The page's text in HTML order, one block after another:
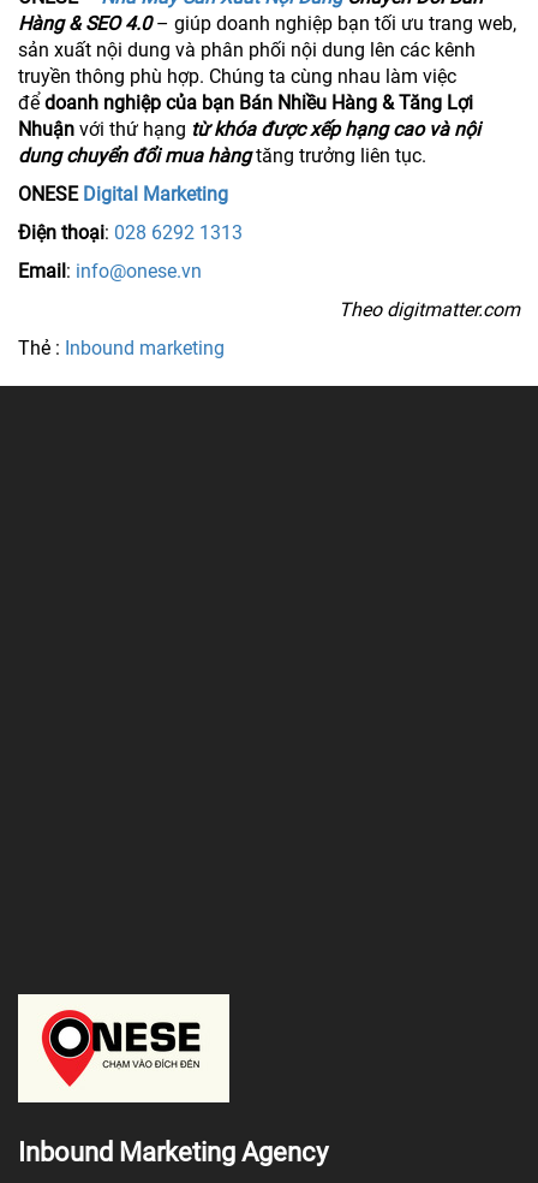
Hàng & SEO 4.0– giúp doanh nghiệp bạn tối ưu trang web,
sản xuất nội dung và phân phối nội dung lên các kênh
truyền thông phù hợp. Chúng ta cùng nhau làm việc
để doanh nghiệp của bạn Bán Nhiều Hàng & Tăng Lợi
Nhuận với thứ hạng từ khóa được xếp hạng cao và nội
dung chuyển đổi mua hàngtăng trưởng liên tục.
ONESE Digital Marketing
Điện thoại: 028 6292 1313
Email : info@onese.vn
Theo digitmatter.com
Thẻ : Inbound marketing
Inbound Marketing Agency